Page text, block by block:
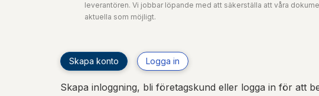
leverantören. Vi jobbar löpande med att säkerställa att våra
aktuella som möjligt.
Skapa konto Logga in
Skapa inloggning, bli företagskund eller logga in för att